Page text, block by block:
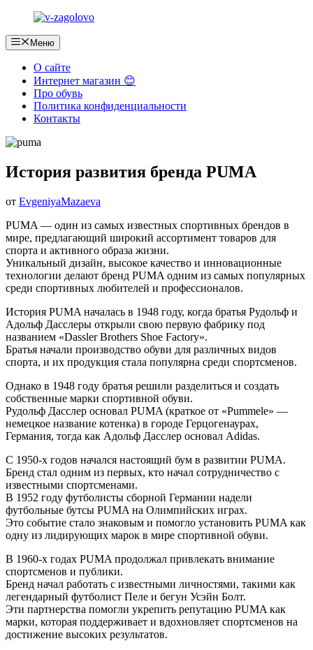
Перейти
содержимому
Меню
О сайте
Интернет магазин 😊
Про обувь
Политика конфиденциальности
Контакты
История развития бренда PUMA
от EvgeniyaMazaeva
PUMA — один из самых известных спортивных брендов в
мире, предлагающий широкий ассортимент товаров для
спорта и активного образа жизни.
Уникальный дизайн, высокое качество и инновационные
технологии делают бренд PUMA одним из самых популярных
среди спортивных любителей и профессионалов.
История PUMA началась в 1948 году, когда братья Рудольф и
Адольф Дасслеры открыли свою первую фабрику под
названием «Dassler Brothers Shoe Factory».
Братья начали производство обуви для различных видов
спорта, и их продукция стала популярна среди спортсменов.
Однако в 1948 году братья решили разделиться и создать
собственные марки спортивной обуви.
Рудольф Дасслер основал PUMA (краткое от «Pummele» —
немецкое название котенка) в городе Герцогенаурах,
Германия, тогда как Адольф Дасслер основал Adidas.
С 1950-х годов начался настоящий бум в развитии PUMA.
Бренд стал одним из первых, кто начал сотрудничество с
известными спортсменами.
В 1952 году футболисты сборной Германии надели
футбольные бутсы PUMA на Олимпийских играх.
Это событие стало знаковым и помогло установить PUMA как
одну из лидирующих марок в мире спортивной обуви.
В 1960-х годах PUMA продолжал привлекать внимание
спортсменов и публики.
Бренд начал работать с известными личностями, такими как
легендарный футболист Пеле и бегун Усэйн Болт.
Эти партнерства помогли укрепить репутацию PUMA как
марки, которая поддерживает и вдохновляет спортсменов на
достижение высоких результатов.